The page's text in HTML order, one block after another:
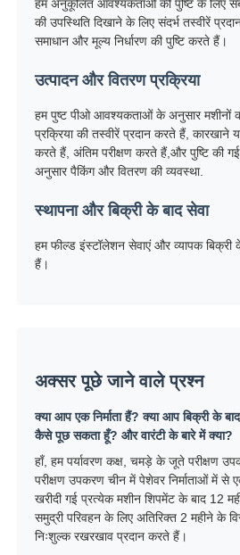
हम अनुकूलित आवश्यकताओं की पुष्टि के लिए
की उपस्थिति दिखाने के लिए संदर्भ तस्वीरें
समाधान और मूल्य निर्धारण की पुष्टि करते हैं।
उत्पादन और वितरण प्रक्रिया
हम पुष्ट पीओ आवश्यकताओं के अनुसार मशीनों
प्रक्रिया की तस्वीरें प्रदान करते हैं, कारखाने
करते हैं, अंतिम परीक्षण करते हैं,और पुष्टि की
अनुसार पैकिंग और वितरण की व्यवस्था.
स्थापना और बिक्री के बाद सेवा
हम फील्ड इंस्टॉलेशन सेवाएं और व्यापक बिक्री
हैं।
अक्सर पूछे जाने वाले प्रश्न
क्या आप एक निर्माता हैं? क्या आप बिक्री के
कैसे पूछ सकता हूँ? और वारंटी के बारे में क्या?
हाँ, हम पर्यावरण कक्ष, चमड़े के जूते परीक्षण
परीक्षण उपकरण चीन में पेशेवर निर्माताओं में से
खरीदी गई प्रत्येक मशीन शिपमेंट के बाद 12
समुद्री परिवहन के लिए अतिरिक्त 2 महीने के
निःशुल्क रखरखाव प्रदान करते हैं।